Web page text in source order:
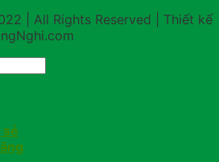
| All Rights Reserved | Thiết kế
sẻ